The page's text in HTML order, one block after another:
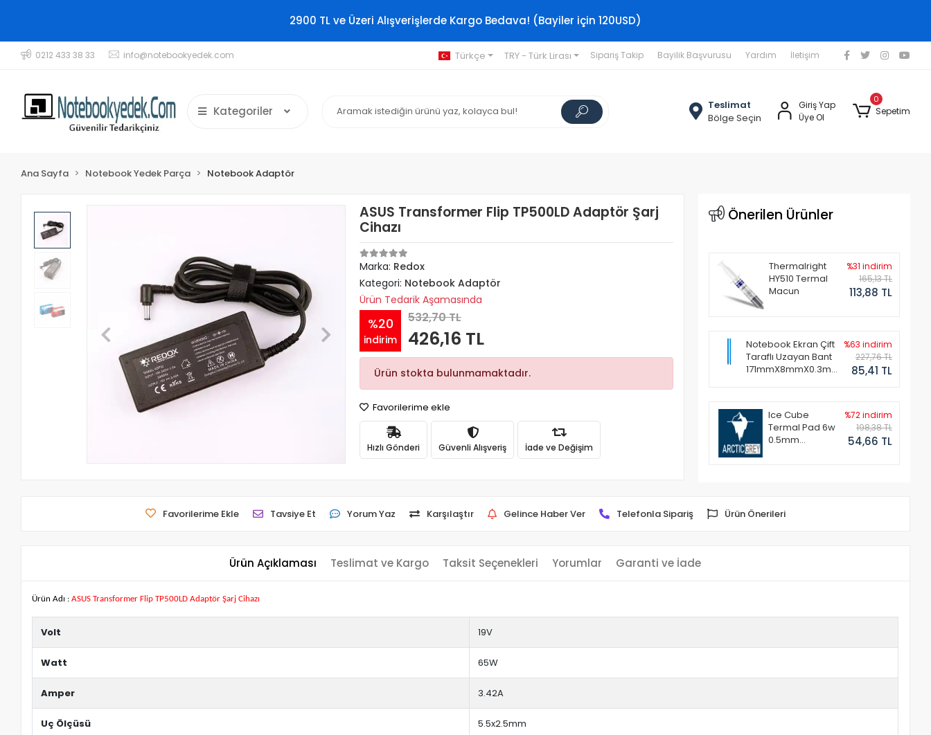
2900 TL ve Üzeri Alışverişlerde Kargo Bedava! (Bayiler için 120USD)
0212 433 38 33 info@notebookyedek.com Türkçe TRY - Türk Lirası Sipariş Takip Bayilik Başvurusu Yardım İletişim
Kategoriler
Teslimat
Bölge Seçin
Giriş Yap
Üye Ol
0
Sepetim
Ana Sayfa Notebook Yedek Parça Notebook Adaptör
ASUS Transformer Flip TP500LD Adaptör Şarj
Cihazı
Marka: Redox
Kategori: Notebook Adaptör
Ürün Tedarik Aşamasında
%20
indirim
532,70 TL
426,16 TL
Ürün stokta bulunmamaktadır.
Favorilerime ekle
Hızlı Gönderi Güvenli Alışveriş İade ve Değişim
Önerilen Ürünler
Thermalright
HY510 Termal
Macun
%31 indirim
165,13 TL
113,88 TL
Notebook Ekran Çift
Taraflı Uzayan Bant
171mmX8mmX0.3mm
%63 indirim
227,76 TL
85,41 TL
Ice Cube
Termal Pad 6w
0.5mm
%72 indirim
198,38 TL
54,66 TL
Favorilerime Ekle Tavsiye Et Yorum Yaz Karşılaştır Gelince Haber Ver Telefonla Sipariş Ürün Önerileri
Ürün Açıklaması Teslimat ve Kargo Taksit Seçenekleri Yorumlar Garanti ve İade
Ürün Adı : ASUS Transformer Flip TP500LD Adaptör Şarj Cihazı
Volt 19V
Watt 65W
Amper 3.42A
Uç Ölçüsü 5.5x2.5mm